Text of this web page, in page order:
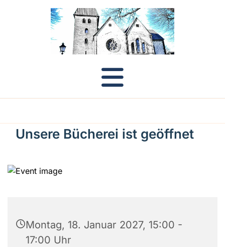
Unsere Bücherei ist geöffnet
Montag, 18. Januar 2027, 15:00 -
17:00 Uhr